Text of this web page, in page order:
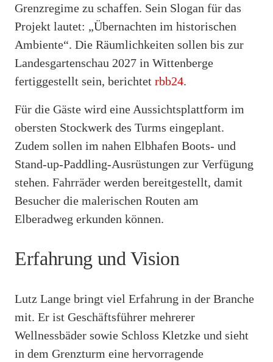
Grenzregime zu schaffen. Sein Slogan für das
Projekt lautet: „Übernachten im historischen
Ambiente“. Die Räumlichkeiten sollen bis zur
Landesgartenschau 2027 in Wittenberge
fertiggestellt sein, berichtet rbb24.
Für die Gäste wird eine Aussichtsplattform im
obersten Stockwerk des Turms eingeplant.
Zudem sollen im nahen Elbhafen Boots- und
Stand-up-Paddling-Ausrüstungen zur Verfügung
stehen. Fahrräder werden bereitgestellt, damit
Besucher die malerischen Routen am
Elberadweg erkunden können.
Erfahrung und Vision
Lutz Lange bringt viel Erfahrung in der Branche
mit. Er ist Geschäftsführer mehrerer
Wellnessbäder sowie Schloss Kletzke und sieht
in dem Grenzturm eine hervorragende